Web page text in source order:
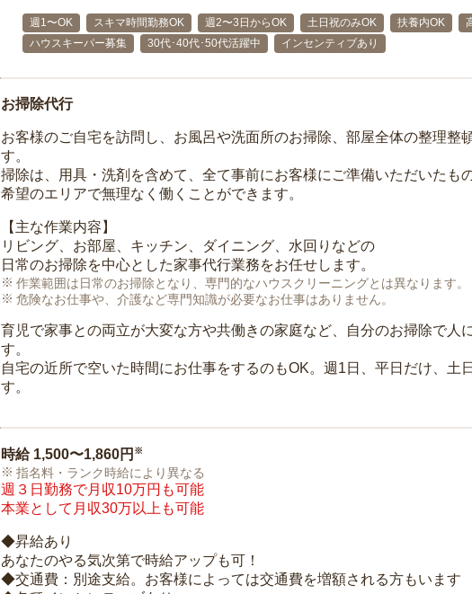
週1〜OK スキマ時間勤務OK 週2〜3日からOK 土日祝のみOK 扶養内OK
ハウスキーパー募集
30代･40代･50代活躍中 インセンティブあり
お掃除代行
お客様のご自宅を訪問し、お風呂や洗面所のお掃除、部屋全体の整理整
す。
掃除は、用具・洗剤を含めて、全て事前にお客様にご準備いただいたも
希望のエリアで無理なく働くことができます。
【主な作業内容】
リビング、お部屋、キッチン、ダイニング、水回りなどの
日常のお掃除を中心とした家事代行業務をお任せします。
作業範囲は日常のお掃除となり、専門的なハウスクリーニングとは異なります。
危険なお仕事や、介護など専門知識が必要なお仕事はありません。
育児で家事との両立が大変な方や共働きの家庭など、自分のお掃除で人
す。
自宅の近所で空いた時間にお仕事をするのもOK。週1日、平日だけ、土
す。
時給 1,500〜1,860円 ※
指名料・ランク時給により異なる
週３日勤務で月収10万円も可能
本業として月収30万以上も可能
◆昇給あり
あなたのやる気次第で時給アップも可！
◆交通費：別途支給。お客様によっては交通費を増額される方もいます